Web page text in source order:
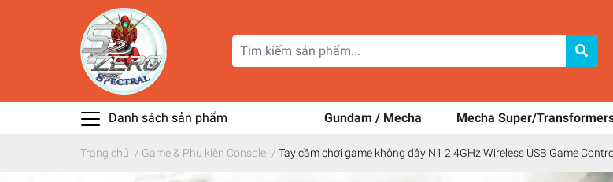
Danh sách sản phẩm Gundam / Mecha Mecha Super/
Trang chủ / Game & Phụ kiện Console / Tay cầm chơi game không dây N1 2.4GHz Wireless USB Game